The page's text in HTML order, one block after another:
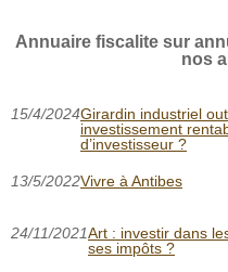
Annuaire fiscalite sur
nos
15/4/2024Girardin industriel
investissement
d’investisseur ?
13/5/2022Vivre à Antibes
24/11/2021Art : investir dans
ses impôts ?